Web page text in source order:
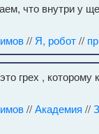
что внутри у
// Я, робот//
грех , которому
//Академия //